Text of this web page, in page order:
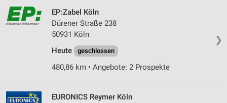
❯
EP:Zabel Köln
Dürener Straße 238
50931 Köln
Heute
geschlossen
480,86 km • Angebote: 2 Prospekte
EURONICS Reymer Köln
IAB-Verarbeitungszwecke:
Speichern von oder Zugriff auf Informationen
auf einem Endgerät
Verwendung reduzierter Daten zur Auswahl von
Werbung